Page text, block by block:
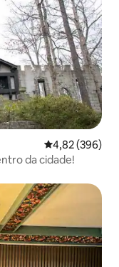
4,82 de uma
4,82 (396)
da cidade!